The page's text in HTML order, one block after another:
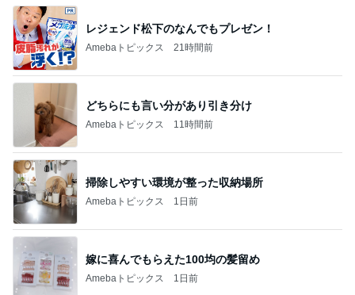
レジェンド松下のなんでもプレゼン！
Amebaトピックス 21時間前
どちらにも言い分があり引き分け
Amebaトピックス 11時間前
掃除しやすい環境が整った収納場所
Amebaトピックス 1日前
嫁に喜んでもらえた100均の髪留め
Amebaトピックス 1日前